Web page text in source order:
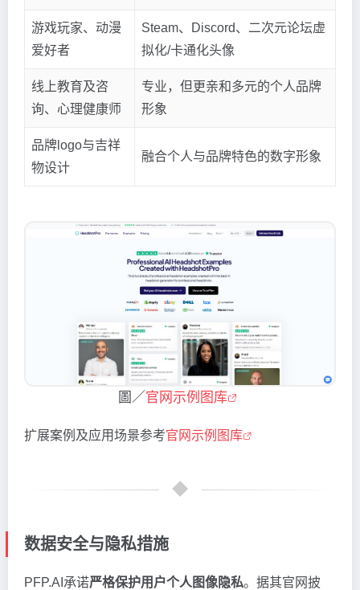
游戏玩家、动漫
爱好者
Steam、Discord、二次元论坛虚
拟化/卡通化头像
线上教育及咨
询、心理健康师
专业，但更亲和多元的个人品牌
形象
品牌logo与吉祥
物设计
融合个人与品牌特色的数字形象
圖／官网示例图库
扩展案例及应用场景参考官网示例图库
数据安全与隐私措施
PFP.AI承诺严格保护用户个人图像隐私。据其官网披